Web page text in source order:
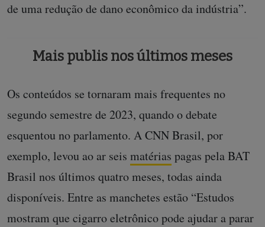
de uma redução de dano econômico da indústria”.
Mais publis nos últimos meses
Os conteúdos se tornaram mais frequentes no
segundo semestre de 2023, quando o debate
esquentou no parlamento. A CNN Brasil, por
exemplo, levou ao ar seis matérias pagas pela BAT
Brasil nos últimos quatro meses, todas ainda
disponíveis. Entre as manchetes estão “Estudos
mostram que cigarro eletrônico pode ajudar a parar